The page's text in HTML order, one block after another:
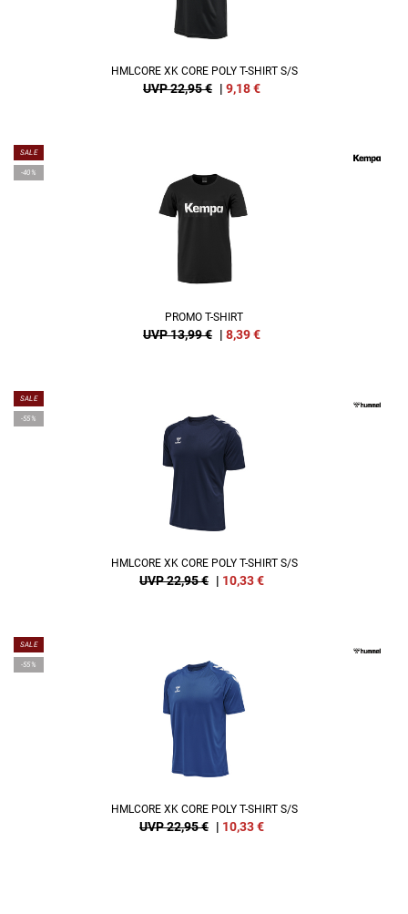
HMLCORE XK CORE POLY T-SHIRT S/S
UVP 22,95 € | 9,18€
SALE
-40%
PROMO T-SHIRT
UVP 13,99 € | 8,39€
SALE
-55%
HMLCORE XK CORE POLY T-SHIRT S/S
UVP 22,95 € | 10,33€
SALE
-55%
HMLCORE XK CORE POLY T-SHIRT S/S
UVP 22,95 € | 10,33€